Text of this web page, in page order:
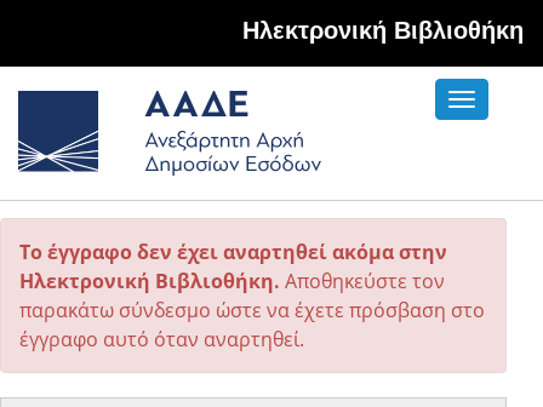
Hλεκτρονική Βιβλιοθήκη
Toggle
Το έγγραφο δεν έχει αναρτηθεί ακόμα στην
Ηλεκτρονική Βιβλιοθήκη. Αποθηκεύστε τον
παρακάτω σύνδεσμο ώστε να έχετε πρόσβαση στο
έγγραφο αυτό όταν αναρτηθεί.